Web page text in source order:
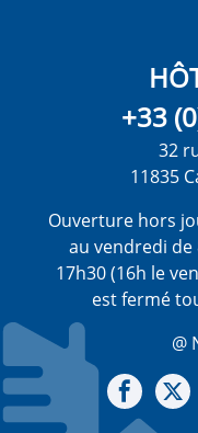
+33
32
11835
Ouverture hors
au vendredi de
17h30 (16h le
est fermé
@